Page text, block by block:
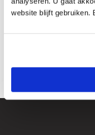
website blijft gebruiken.